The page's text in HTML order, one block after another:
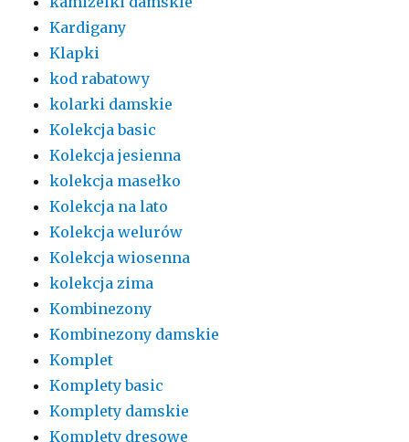
Kardigany
Klapki
kod rabatowy
kolarki damskie
Kolekcja basic
Kolekcja jesienna
kolekcja masełko
Kolekcja na lato
Kolekcja welurów
Kolekcja wiosenna
kolekcja zima
Kombinezony
Kombinezony damskie
Komplet
Komplety basic
Komplety damskie
Komplety dresowe